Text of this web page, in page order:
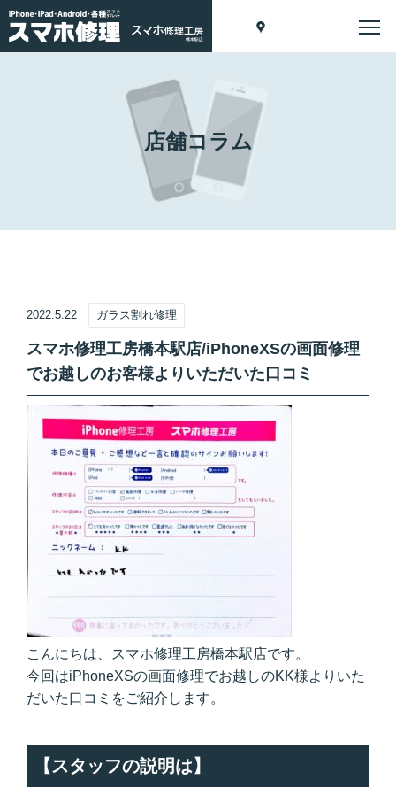
店舗コラム
2022.5.22 ガラス割れ修理
スマホ修理工房橋本駅店/iPhoneXSの画面修理
でお越しのお客様よりいただいた口コミ
こんにちは、スマホ修理工房橋本駅店です。
今回はiPhoneXSの画面修理でお越しのKK様よりいた
だいた口コミをご紹介します。
【スタッフの説明は】